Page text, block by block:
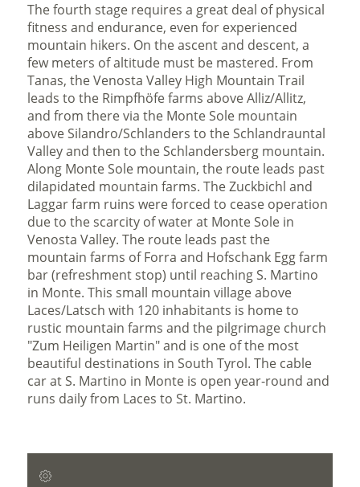
The fourth stage requires a great deal of physical
fitness and endurance, even for experienced
mountain hikers. On the ascent and descent, a
few meters of altitude must be mastered. From
Tanas, the Venosta Valley High Mountain Trail
leads to the Rimpfhöfe farms above Alliz/Allitz,
and from there via the Monte Sole mountain
above Silandro/Schlanders to the Schlandrauntal
Valley and then to the Schlandersberg mountain.
Along Monte Sole mountain, the route leads past
dilapidated mountain farms. The Zuckbichl and
Laggar farm ruins were forced to cease operation
due to the scarcity of water at Monte Sole in
Venosta Valley. The route leads past the
mountain farms of Forra and Hofschank Egg farm
bar (refreshment stop) until reaching S. Martino
in Monte. This small mountain village above
Laces/Latsch with 120 inhabitants is home to
rustic mountain farms and the pilgrimage church
"Zum Heiligen Martin" and is one of the most
beautiful destinations in South Tyrol. The cable
car at S. Martino in Monte is open year-round and
runs daily from Laces to St. Martino.